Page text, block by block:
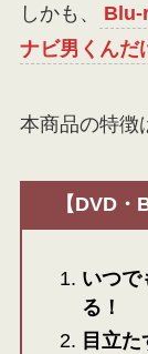
しかも、
Blu-
ナビ男くんだ
本商品の特徴
【DVD・
いつで
る！
目立